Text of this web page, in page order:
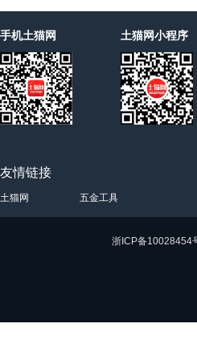
手机土猫网 土猫网小程序
友情链接
土猫网 五金工具
浙ICP备10028454